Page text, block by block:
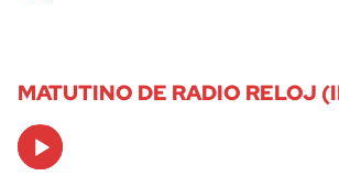
MATUTINO DE RADIO RELOJ
Audio
Player